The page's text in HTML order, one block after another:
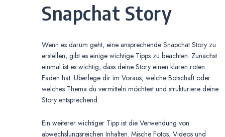
Snapchat Story
Wenn es darum geht, eine ansprechende Snapchat Story zu
erstellen, gibt es einige wichtige Tipps zu beachten. Zunächst
einmal ist es wichtig, dass deine Story einen klaren roten
Faden hat. Überlege dir im Voraus, welche Botschaft oder
welches Thema du vermitteln möchtest und strukturiere deine
Story entsprechend.
Ein weiterer wichtiger Tipp ist die Verwendung von
abwechslungsreichen Inhalten. Mische Fotos, Videos und